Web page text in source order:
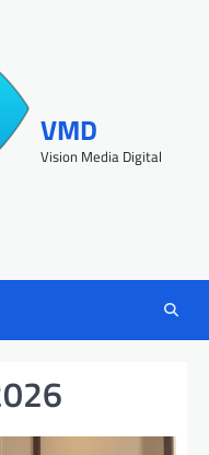
VMD
Vision Media Digital